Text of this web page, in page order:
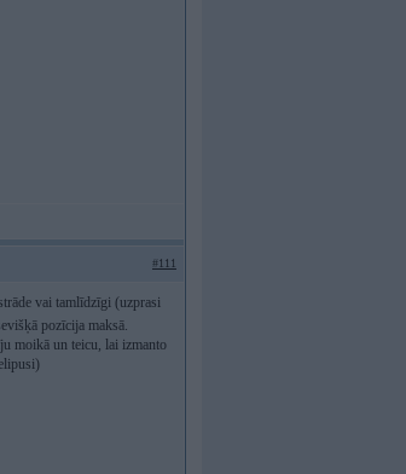
#111
vai tamlīdzīgi (uzprasi
pozīcija maksā.
moikā un teicu, lai izmanto